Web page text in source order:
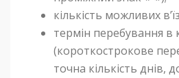
кількість можливих
термін перебування в
(короткострокове
точна кількість днів,